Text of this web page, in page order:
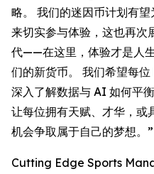
略。 我们的迷因币计划有
来切实参与体验，这也再次
代——在这里，体验才是人
们的新货币。 我们希望每
深入了解数据与 AI 如何平
让每位拥有天赋、才华，或
机会争取属于自己的梦想。”
Cutting Edge Sports